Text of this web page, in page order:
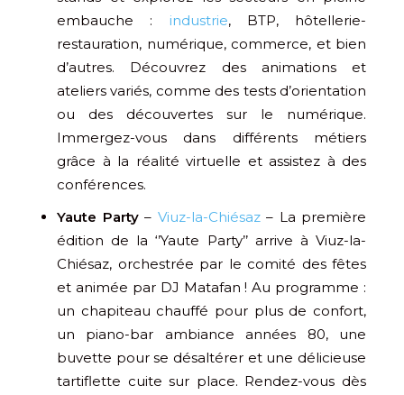
embauche : industrie, BTP, hôtellerie-
restauration, numérique, commerce, et bien
d’autres. Découvrez des animations et
ateliers variés, comme des tests d’orientation
ou des découvertes sur le numérique.
Immergez-vous dans différents métiers
grâce à la réalité virtuelle et assistez à des
conférences.
Yaute Party– Viuz-la-Chiésaz– La première
édition de la ‘’Yaute Party’’ arrive à Viuz-la-
Chiésaz, orchestrée par le comité des fêtes
et animée par DJ Matafan ! Au programme :
un chapiteau chauffé pour plus de confort,
un piano-bar ambiance années 80, une
buvette pour se désaltérer et une délicieuse
tartiflette cuite sur place. Rendez-vous dès